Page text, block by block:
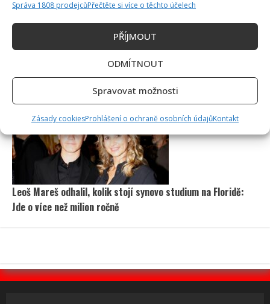
Správa 1808 prodejcůPřečtěte si více o těchto účelech
PŘÍJMOUT
ODMÍTNOUT
Spravovat možnosti
Zásady cookiesProhlášení o ochraně osobních údajůKontakt
Petr Macinka se pochlubil vzácnými fotkami své dcery z
oslavy narozenin: Fanoušci lichotí celé rodině
Leoš Mareš odhalil, kolik stojí synovo studium na Floridě:
Jde o více než milion ročně